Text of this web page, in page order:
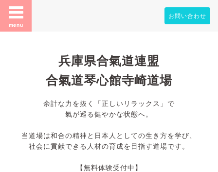
menu
お問い合わせ
兵庫県合氣道連盟
合氣道琴心館寺崎道場
余計な力を抜く「正しいリラックス」で
氣が巡る健やかな状態へ。
当道場は和合の精神と日本人としての生き方を学び、
社会に貢献できる人材の育成を目指す道場です。
【無料体験受付中】